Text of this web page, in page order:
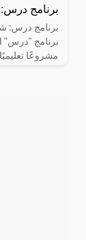
برنامج درس:
برنامج درس:
مشروعًا